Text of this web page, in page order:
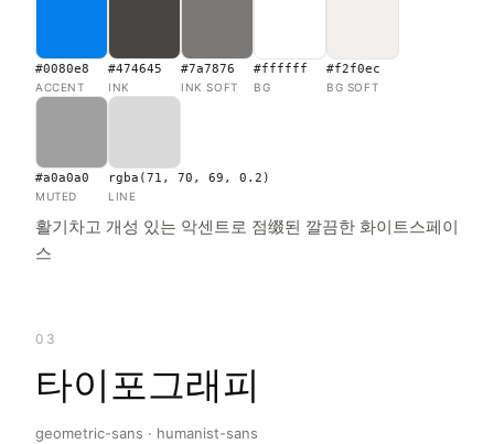
#0080e8
ACCENT
#474645
INK
#7a7876
INK SOFT
#ffffff
BG
#f2f0ec
BG SOFT
#a0a0a0
MUTED
rgba(71, 70, 69, 0.2)
LINE
활기차고 개성 있는 악센트로 점缀된 깔끔한 화이트스페이
스
03
타이포그래피
geometric-sans · humanist-sans